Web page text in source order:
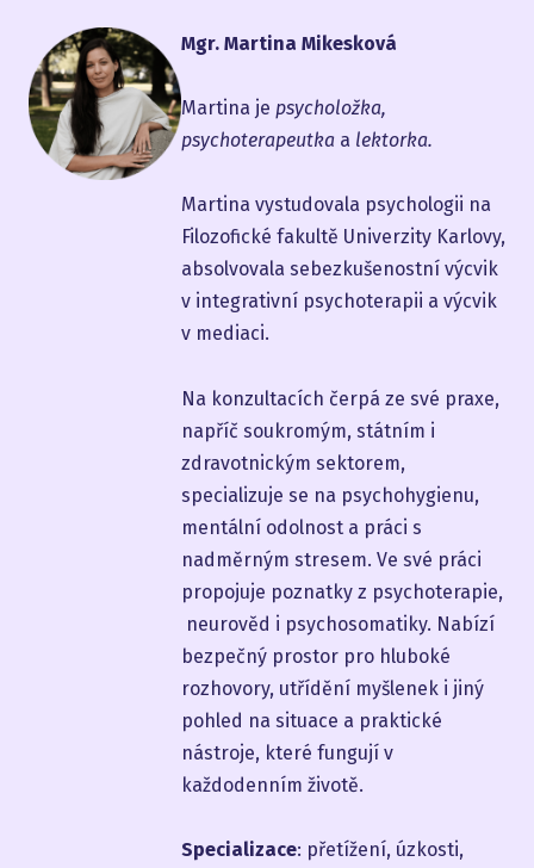
Mgr. Martina Mikesková
Martina je psycholožka,
psychoterapeutka a lektorka.
Martina vystudovala psychologii na
Filozofické fakultě Univerzity Karlovy,
absolvovala sebezkušenostní výcvik
v integrativní psychoterapii a výcvik
v mediaci.
Na konzultacích čerpá ze své praxe,
napříč soukromým, státním i
zdravotnickým sektorem,
specializuje se na psychohygienu,
mentální odolnost a práci s
nadměrným stresem. Ve své práci
propojuje poznatky z psychoterapie,
neurověd i psychosomatiky. Nabízí
bezpečný prostor pro hluboké
rozhovory, utřídění myšlenek i jiný
pohled na situace a praktické
nástroje, které fungují v
každodenním životě.
Specializace: přetížení, úzkosti,